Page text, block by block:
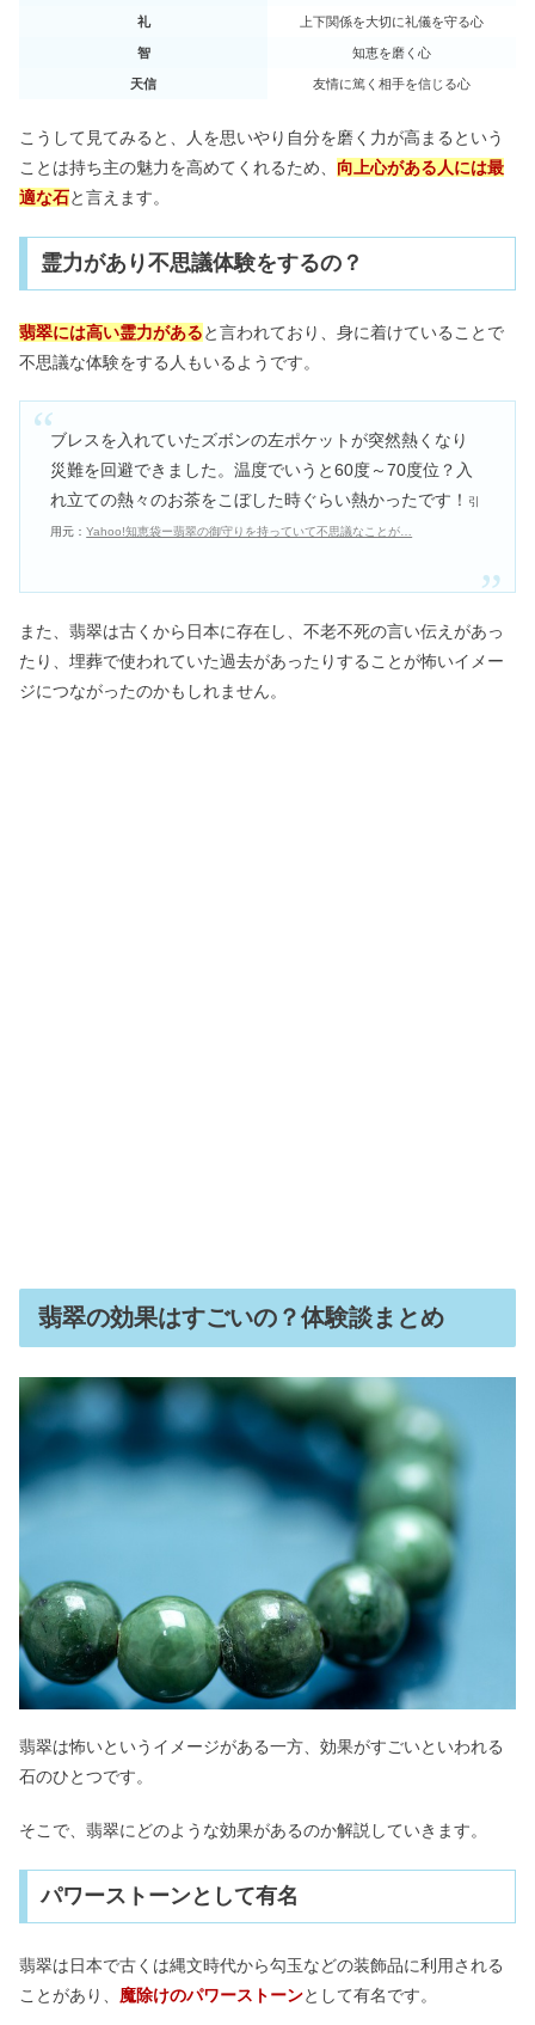
礼 上下関係を大切に礼儀を守る心
智 知恵を磨く心
天信 友情に篤く相手を信じる心
こうして見てみると、人を思いやり自分を磨く力が高まるという
ことは持ち主の魅力を高めてくれるため、 向上心がある人には最
適な石と言えます。
霊力があり不思議体験をするの？
翡翠には高い霊力があると言われており、身に着けていることで
不思議な体験をする人もいるようです。
ブレスを入れていたズボンの左ポケットが突然熱くなり
災難を回避できました。温度でいうと60度～70度位？入
れ立ての熱々のお茶をこぼした時ぐらい熱かったです！
引
用元：Yahoo!知恵袋ー翡翠の御守りを持っていて不思議なことが…
また、翡翠は古くから日本に存在し、不老不死の言い伝えがあっ
たり、埋葬で使われていた過去があったりすることが怖いイメー
ジにつながったのかもしれません。
翡翠の効果はすごいの？体験談まとめ
翡翠は怖いというイメージがある一方、効果がすごいといわれる
石のひとつです。
そこで、翡翠にどのような効果があるのか解説していきます。
パワーストーンとして有名
翡翠は日本で古くは縄文時代から勾玉などの装飾品に利用される
ことがあり、 魔除けのパワーストーンとして有名です。